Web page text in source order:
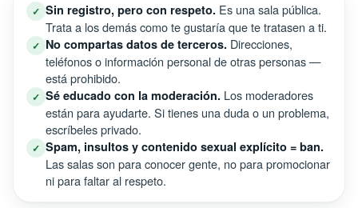
✓ Sin registro, pero con respeto. Es una sala pública.
Trata a los demás como te gustaría que te tratasen a ti.
✓ No compartas datos de terceros. Direcciones,
teléfonos o información personal de otras personas —
está prohibido.
✓ Sé educado con la moderación. Los moderadores
están para ayudarte. Si tienes una duda o un problema,
escríbeles privado.
✓ Spam, insultos y contenido sexual explícito = ban.
Las salas son para conocer gente, no para promocionar
ni para faltar al respeto.